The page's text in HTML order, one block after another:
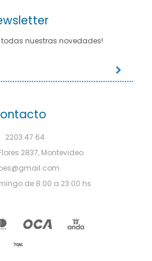
2203 47 64
2837, Montevideo
de 8:00 a 23:00 hs
todas nuestras novedades!